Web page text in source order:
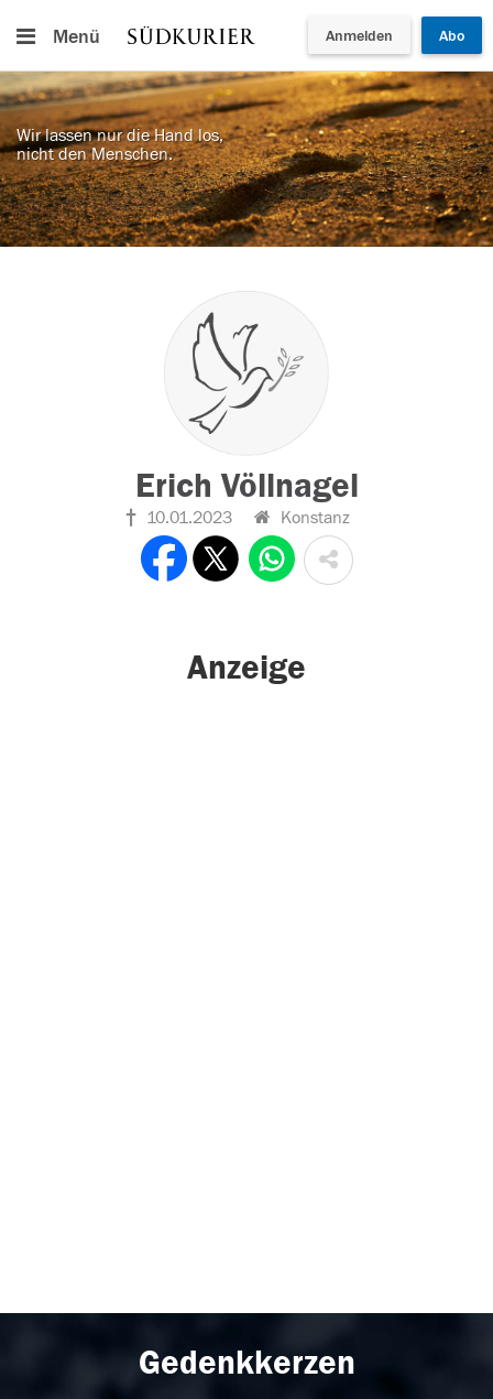
Menü Anmelden Abo
Wir lassen nur die Hand los,
nicht den Menschen.
Erich Völlnagel
10.01.2023 Konstanz
Anzeige
Gedenkkerzen